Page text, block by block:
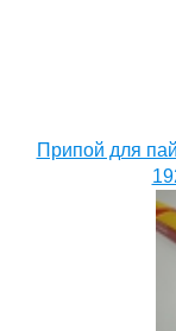
Припой для